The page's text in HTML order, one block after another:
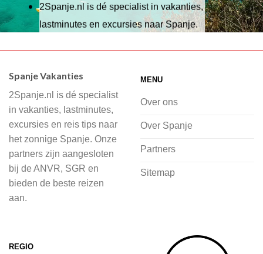
2Spanje.nl is dé specialist in vakanties,
lastminutes en excursies naar Spanje.
Wij hebben een breed scala aan
of je nu wilt relaxen op het strand,
cultuur wilt ontdekken of avontuur zoekt
in de natuur.
Bij 2Spanje.nl begint de voorpret al
voordat je het vliegtuig instapt, door
inspiratie op te doen over dit zonnige
vliegvakantie zoeken en boeken bij
Spanje Vakanties
2Spanje.nl is dé specialist
in vakanties, lastminutes,
excursies en reis tips naar
het zonnige Spanje. Onze
partners zijn aangesloten
bij de ANVR, SGR en
bieden de beste reizen
aan.
MENU
Over ons
Over Spanje
Partners
Sitemap
REGIO